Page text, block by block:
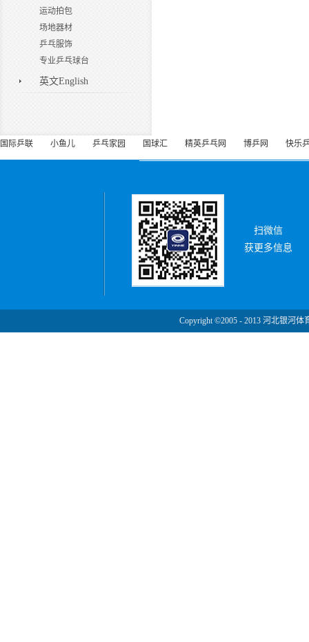
运动拍包
场地器材
乒乓服饰
专业乒乓球台
英文English
国际乒联 小鱼儿 乒乓家园 国球汇 精英乒乓网 博乒网 快乐
扫微信
获更多信息
Copyright ©2005 - 2013 河北银河体